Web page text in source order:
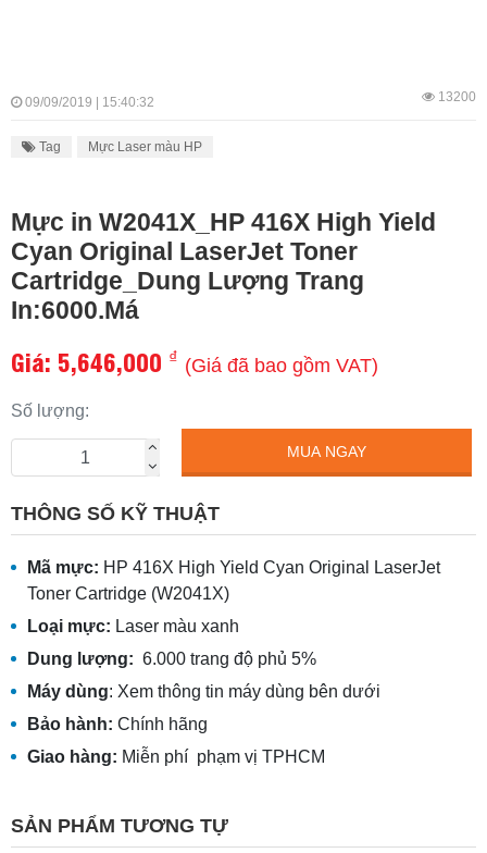
09/09/2019 | 15:40:32 13200
Tag Mực Laser màu HP
Mực in W2041X_HP 416X High Yield
Cyan Original LaserJet Toner
Cartridge_Dung Lượng Trang
In:6000.Má
Giá: 5,646,000 ₫ (Giá đã bao gồm VAT)
Số lượng:
MUA NGAY
THÔNG SỐ KỸ THUẬT
Mã mực: HP 416X High Yield Cyan Original LaserJet
Toner Cartridge (W2041X)
Loại mực: Laser màu xanh
Dung lượng: 6.000 trang độ phủ 5%
Máy dùng: Xem thông tin máy dùng bên dưới
Bảo hành: Chính hãng
Giao hàng: Miễn phí phạm vị TPHCM
SẢN PHẨM TƯƠNG TỰ